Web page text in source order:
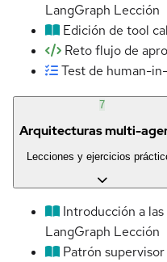
LangGraph Lección
Edición de tool
Reto flujo de
Test de human-
7
Arquitecturas multi-
Lecciones y ejercicios
Introducción a
LangGraph Lección
Patrón